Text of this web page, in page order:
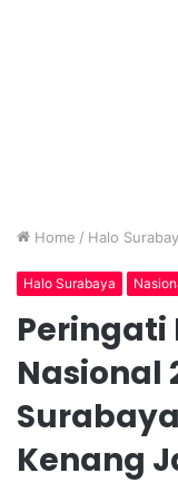
Home / Halo
Halo Surabaya
Peringati
Nasional
Kenang